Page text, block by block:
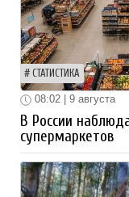
СТАТИСТИКА
08:02 | 9 августа
В России
супермаркетов